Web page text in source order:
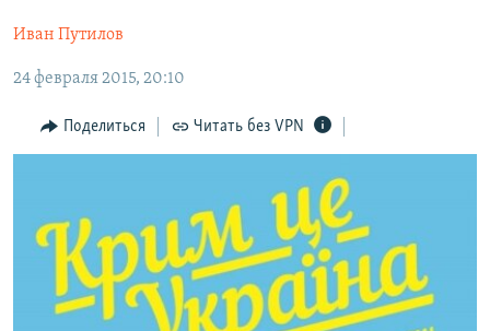
главной
навигации
Вернутся
поиску
11 ЛЕТ ОККУПАЦИИ КРЫМА. 11 ИСТОРИЙ СОПРОТИВЛЕНИЯ
ЕЩЕ
ИНТЕРАКТИВ
ИНФОГРАФИКА
СОВЕТЫ ПРАВОЗАЩИТНИКОВ
ПРОПАВШИЕ БЕЗ ВЕСТИ
ПОБЕДИТЕЛЕЙ НЕ СУДЯТ?
КРЫМ.НЕПОКОРЕННЫЙ
РАДІО СВОБОДА
КАК ОБОЙТИ БЛОКИРОВКУ
Qırımtatar
ПРИСОЕДИНЯЙТЕСЬ!
Иван Путилов
24 февраля 2015, 20:10
Поделиться Читать без VPN